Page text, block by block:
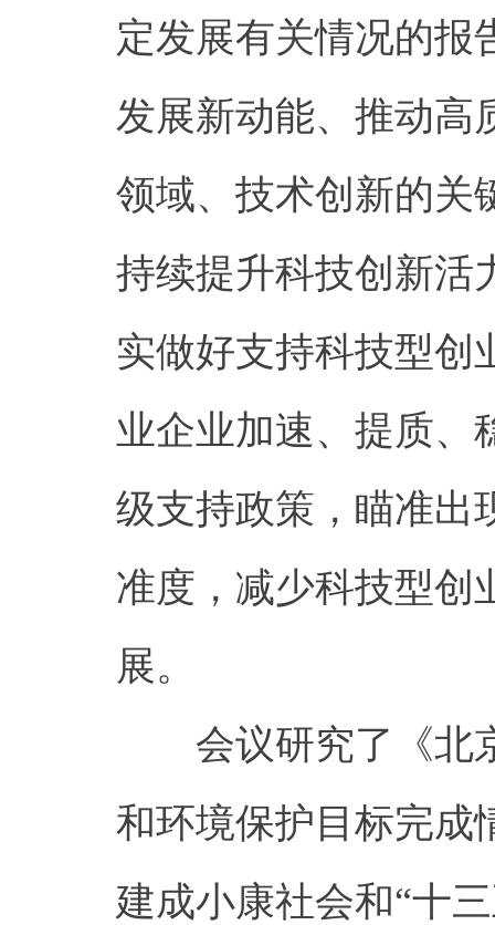
定发展有关情况的报
发展新动能、推动高
领域、技术创新的关
持续提升科技创新活
实做好支持科技型创
业企业加速、提质、
级支持政策，瞄准出
准度，减少科技型创
展。
会议研究了《北
和环境保护目标完成
建成小康社会和“十